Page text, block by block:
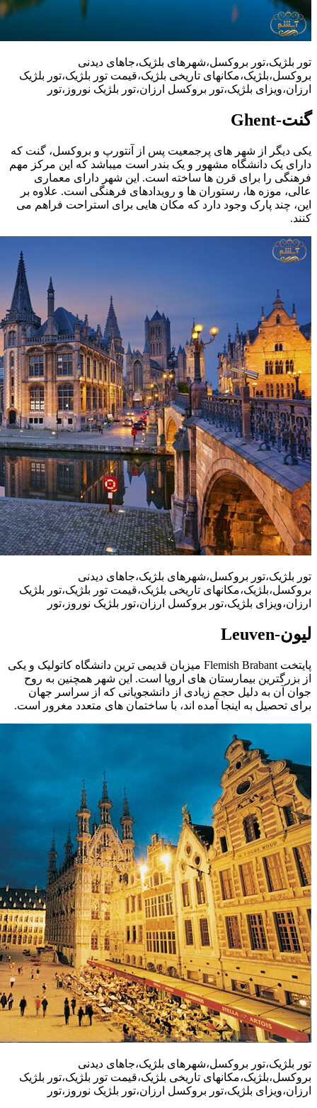
تور بلژیک،تور بروکسل،شهرهای بلژیک،جاهای دیدنی
بروکسل،بلژیک،مکانهای تاریخی بلژیک،قیمت تور بلژیک،تور بلژیک
ارزان،ویزای بلژیک،تور بروکسل ارزان،تور بلژیک نوروز،تور
گنت-Ghent
یکی دیگر از شهر های پرجمعیت پس از آنتورپ و بروکسل، گنت که
دارای یک دانشگاه مشهور و یک بندر است میباشد که این مرکز مهم
فرهنگی را برای قرن ها ساخته است. این شهر دارای معماری
عالی، موزه ها، رستوران ها و رویدادهای فرهنگی است. علاوه بر
این، چند پارک وجود دارد که مکان هایی برای استراحت فراهم می
کنند.
تور بلژیک،تور بروکسل،شهرهای بلژیک،جاهای دیدنی
بروکسل،بلژیک،مکانهای تاریخی بلژیک،قیمت تور بلژیک،تور بلژیک
ارزان،ویزای بلژیک،تور بروکسل ارزان،تور بلژیک نوروز،تور
لیون-Leuven
پایتخت Flemish Brabant میزبان قدیمی ترین دانشگاه کاتولیک و یکی
از بزرگترین بیمارستان های اروپا است. این شهر همچنین به روح
جوان آن به دلیل حجم زیادی از دانشجویانی که از سراسر جهان
برای تحصیل به اینجا آمده اند، با ساختمان های متعدد مغرور است.
تور بلژیک،تور بروکسل،شهرهای بلژیک،جاهای دیدنی
بروکسل،بلژیک،مکانهای تاریخی بلژیک،قیمت تور بلژیک،تور بلژیک
ارزان،ویزای بلژیک،تور بروکسل ارزان،تور بلژیک نوروز،تور